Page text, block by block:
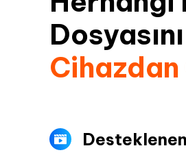
Dosyasını
Cihazdan